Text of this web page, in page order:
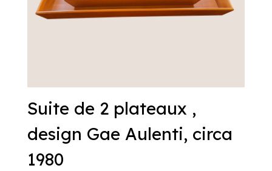
Suite de 2 plateaux ,
design Gae Aulenti, circa
1980